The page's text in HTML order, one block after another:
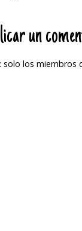
un
solo los miembros